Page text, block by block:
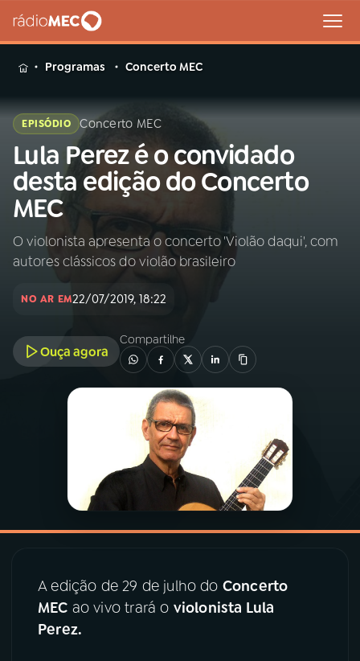
MENU
Buscar
na
Rádio
MEC
Buscar
Início AO VIVO
INÍCIO
A RÁDIO
PROGRAMAÇÃO
PODCASTS
07ÚLTIMAS
Programas Concerto MEC
EPISÓDIO Concerto MEC
Lula Perez é o convidado
desta edição do Concerto
MEC
O violonista apresenta o concerto 'Violão daqui', com
autores clássicos do violão brasileiro
NO AR EM22/07/2019, 18:22
Ouça agora
Compartilhe
A edição de 29 de julho do Concerto
MEC ao vivo trará o violonista Lula
Perez.